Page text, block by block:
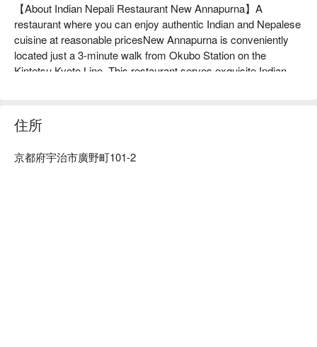
【About Indian Nepali Restaurant New Annapurna】A
restaurant where you can enjoy authentic Indian and Nepalese
cuisine at reasonable pricesNew Annapurna is conveniently
located just a 3-minute walk from Okubo Station on the
Kintetsu Kyoto Line. This restaurant serves exquisite Indian
making them truly exquisite. The ovens used to bake tandoori
and naan were imported from India, so you can enjoy authentic
health-conscious people. They are also considerate enough to
住所
京都府宇治市廣野町101-2